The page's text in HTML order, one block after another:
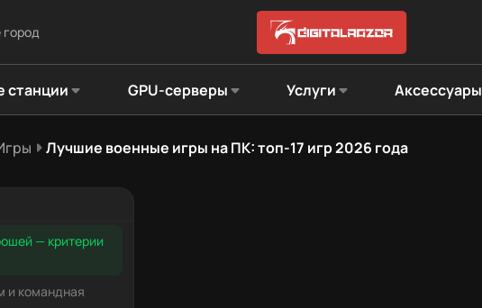
станции GPU-серверы Услуги Аксессуары
Лучшие военные игры на ПК: топ-17 игр 2026 года
— критерии
и командная